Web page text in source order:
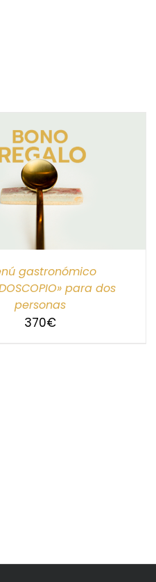
gastronómico
para dos
personas
370€
IMPORTE